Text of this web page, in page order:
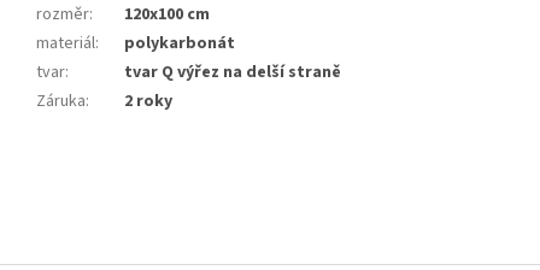
rozměr:
120x100 cm
materiál:
polykarbonát
tvar:
tvar Q výřez na delší straně
Záruka: 2 roky